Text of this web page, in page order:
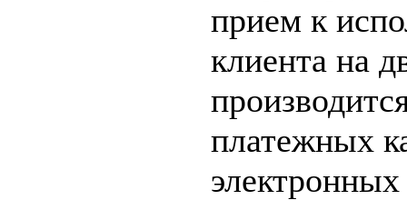
прием к
клиента на
платежных